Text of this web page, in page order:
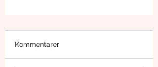
Kommentarer